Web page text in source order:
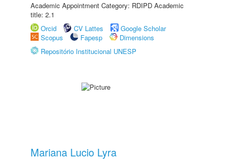
Academic Appointment Category: RDIPD Academic
title: 2.1
Orcid
CV Lattes
Google Scholar
Scopus
Fapesp
Dimensions
Repositório Institucional UNESP
Mariana Lucio Lyra